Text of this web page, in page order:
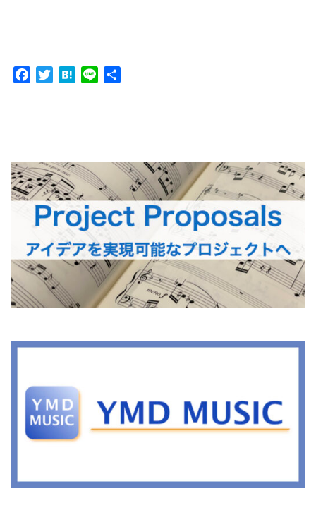
FacebookTwitterHatena
Line